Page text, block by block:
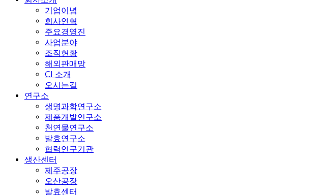
기업이념
회사연혁
주요경영진
사업분야
조직현황
해외판매망
CI 소개
오시는길
연구소
생명과학연구소
제품개발연구소
천연물연구소
발효연구소
협력연구기관
생산센터
제주공장
오산공장
발효센터